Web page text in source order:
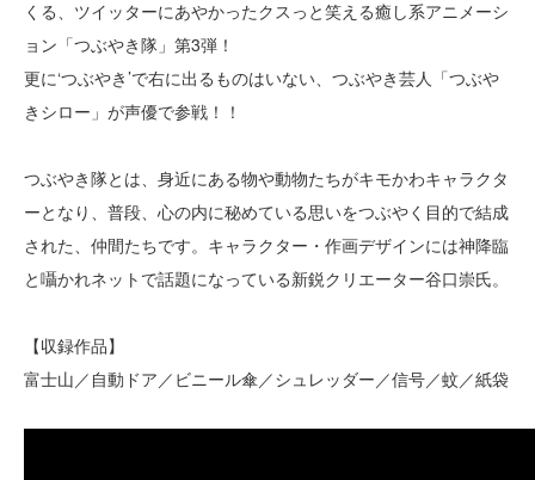
くる、ツイッターにあやかったクスっと笑える癒し系アニメーシ
ョン「つぶやき隊」第3弾！
更に‘つぶやき’で右に出るものはいない、つぶやき芸人「つぶや
きシロー」が声優で参戦！！
つぶやき隊とは、身近にある物や動物たちがキモかわキャラクタ
ーとなり、普段、心の内に秘めている思いをつぶやく目的で結成
された、仲間たちです。キャラクター・作画デザインには神降臨
と囁かれネットで話題になっている新鋭クリエーター谷口崇氏。
【収録作品】
富士山／自動ドア／ビニール傘／シュレッダー／信号／蚊／紙袋